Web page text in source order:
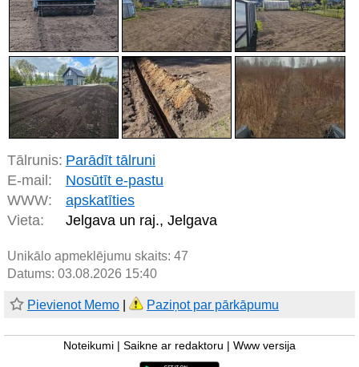
Tālrunis: Parādīt tālruni
E-mail:
Nosūtīt e-pastu
WWW:
apskatīties
Vieta:
Jelgava un raj., Jelgava
Unikālo apmeklējumu skaits: 47
Datums: 03.08.2026 15:40
Pievienot Memo Paziņot par pārkāpumu
Noteikumi Saikne ar redaktoru Www versija